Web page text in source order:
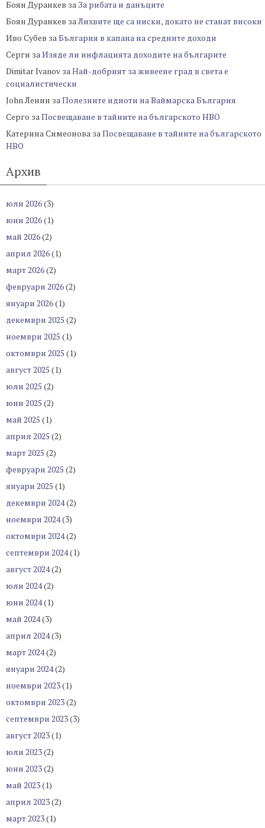
Боян Дуранкев за За рибата и данъците
Боян Дуранкев заЛихвите ще са ниски, докато не станат високи
Иво Субев за България в капана на средните доходи
Серги за Изяде ли инфлацията доходите на българите
Dimitar Ivanov за Най-добрият за живеене град в света е
социалистически
John Ленин за Полезните идиоти на Ваймарска България
Серго за Посвещаване в тайните на българското НВО
Катерина Симеонова за Посвещаване в тайните на българското
НВО
Архив
юли 2026(3)
юни 2026(1)
май 2026(2)
април 2026(1)
март 2026(2)
февруари 2026(2)
януари 2026(1)
декември 2025 (2)
ноември 2025 (1)
октомври 2025 (1)
август 2025 (1)
юли 2025 (2)
юни 2025 (2)
май 2025 (1)
април 2025 (2)
март 2025 (2)
февруари 2025 (2)
януари 2025 (1)
декември 2024(2)
ноември 2024(3)
октомври 2024(2)
септември 2024(1)
август 2024(2)
юли 2024(2)
юни 2024(1)
май 2024(3)
април 2024(3)
март 2024(2)
януари 2024(2)
ноември 2023(1)
октомври 2023(2)
септември 2023(3)
август 2023(1)
юли 2023(2)
юни 2023(2)
май 2023(1)
април 2023(2)
март 2023(1)